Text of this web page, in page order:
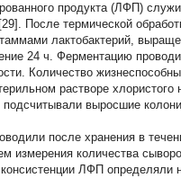
продукта (ЛФП)
После термической
лактобактерий,
24 ч. Ферментацию
Количество
растворе хлористого
выросшие
после хранения в
измерения количества
ЛФП определяли